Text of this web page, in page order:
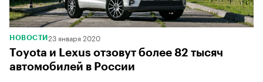
НОВОСТИ 23 января 2020
Toyota и Lexus отзовут более 82 тысяч
автомобилей в России